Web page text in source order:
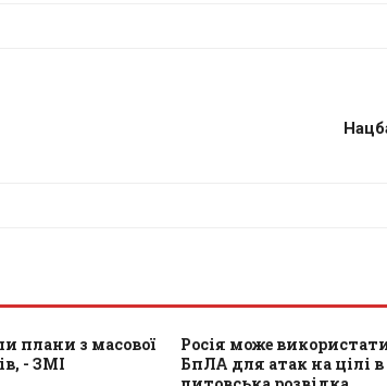
плани з масової
- ЗМІ
Росія може
БпЛА для атак на цілі в